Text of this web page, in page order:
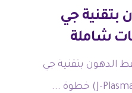
بتقنية جي
الدهون بتقنية جي